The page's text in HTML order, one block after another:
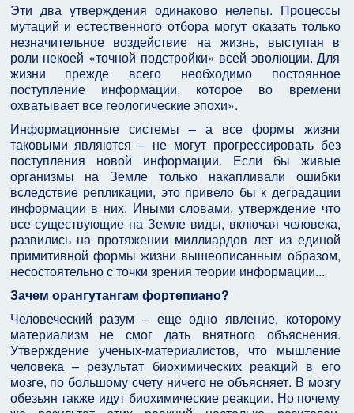
Эти два утверждения одинаково нелепы. Процессы
мутаций и естественного отбора могут оказать только
незначительное воздействие на жизнь, выступая в
роли некоей «точной подстройки» всей эволюции. Для
жизни прежде всего необходимо постоянное
поступление информации, которое во времени
охватывает все геологические эпохи».
Информационные системы – а все формы жизни
таковыми являются – не могут прогрессировать без
поступления новой информации. Если бы живые
организмы на Земле только накапливали ошибки
вследствие репликации, это привело бы к деградации
информации в них. Иными словами, утверждение что
все существующие на Земле виды, включая человека,
развились на протяжении миллиардов лет из единой
примитивной формы жизни вышеописанным образом,
несостоятельно с точки зрения теории информации...
Зачем орангутангам фортепиано?
Человеческий разум – еще одно явление, которому
материализм не смог дать внятного объяснения.
Утверждение ученых-материалистов, что мышление
человека – результат биохимических реакций в его
мозге, по большому счету ничего не объясняет. В мозгу
обезьян также идут биохимические реакции. Но почему